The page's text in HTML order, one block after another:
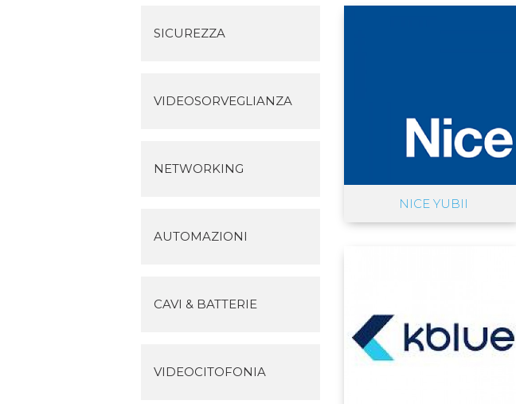
SICUREZZA
VIDEOSORVEGLIANZA
NETWORKING
AUTOMAZIONI
CAVI & BATTERIE
VIDEOCITOFONIA
NICE YUBII